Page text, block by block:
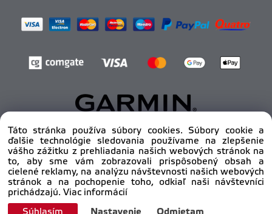
Copyright © 2012 - 2025pro-body.sk, All rights
reserved | DAHA s.r.o.
Táto stránka používa súbory cookies. Súbory cookie a
ďalšie technológie sledovania používame na zlepšenie
vášho zážitku z prehliadania našich webových stránok na
to, aby sme vám zobrazovali prispôsobený obsah a
cielené reklamy, na analýzu návštevnosti našich webových
stránok a na pochopenie toho, odkiaľ naši návštevníci
prichádzajú. Viac informácií
Súhlasím Nastavenie Odmietam